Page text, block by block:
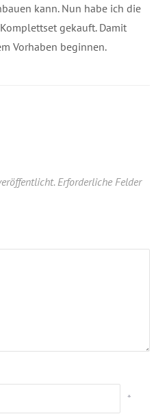
kann. Nun habe ich die
gekauft. Damit
Vorhaben beginnen.
Erforderliche Felder
*